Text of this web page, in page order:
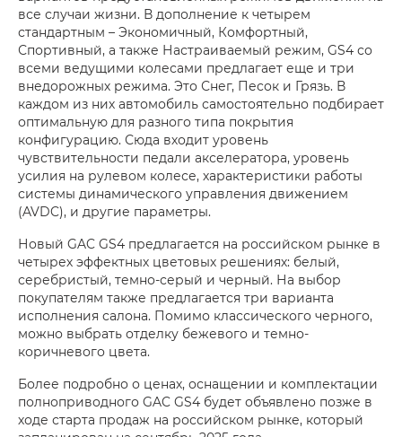
все случаи жизни. В дополнение к четырем
стандартным – Экономичный, Комфортный,
Спортивный, а также Настраиваемый режим, GS4 со
всеми ведущими колесами предлагает еще и три
внедорожных режима. Это Снег, Песок и Грязь. В
каждом из них автомобиль самостоятельно подбирает
оптимальную для разного типа покрытия
конфигурацию. Сюда входит уровень
чувствительности педали акселератора, уровень
усилия на рулевом колесе, характеристики работы
системы динамического управления движением
(AVDC), и другие параметры.
Новый GAC GS4 предлагается на российском рынке в
четырех эффектных цветовых решениях: белый,
серебристый, темно-серый и черный. На выбор
покупателям также предлагается три варианта
исполнения салона. Помимо классического черного,
можно выбрать отделку бежевого и темно-
коричневого цвета.
Более подробно о ценах, оснащении и комплектации
полноприводного GAC GS4 будет объявлено позже в
ходе старта продаж на российском рынке, который